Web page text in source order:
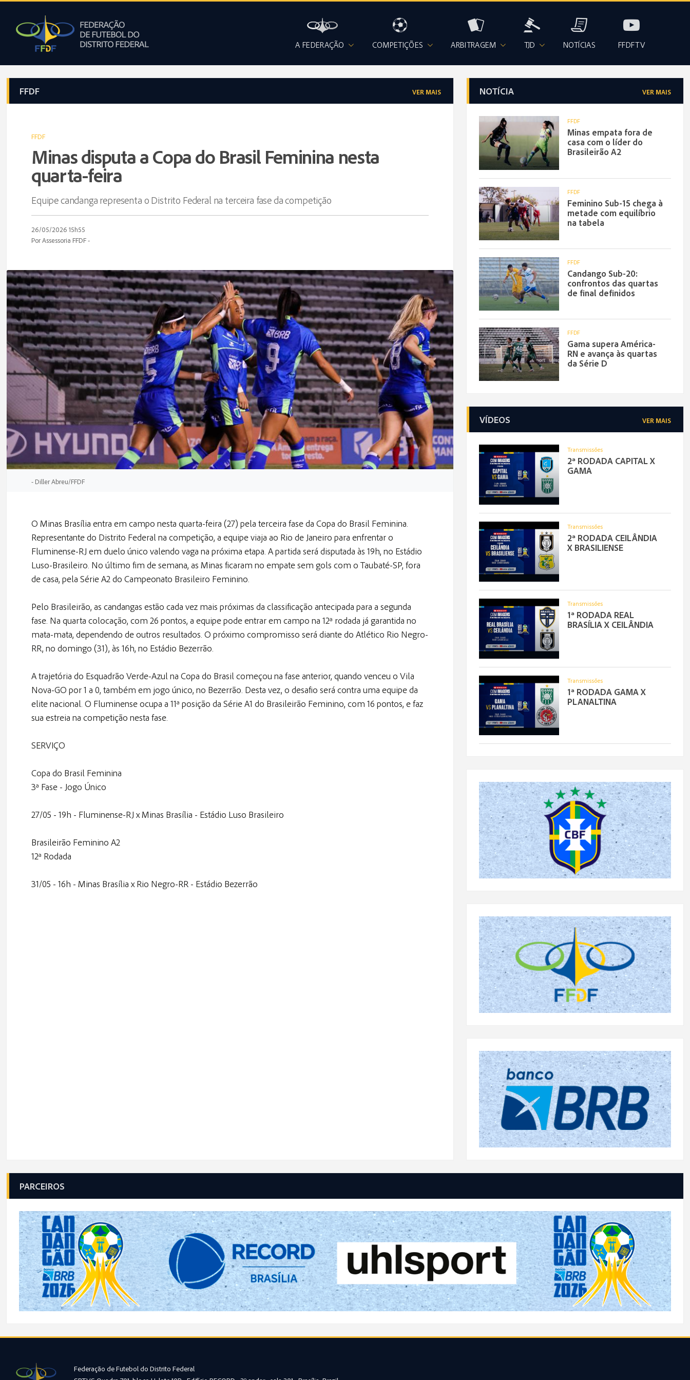
A FEDERAÇÃO COMPETIÇÕES ARBITRAGEM TJD NOTÍCIAS FFDFTV
FFDF VER MAIS
FFDF
Minas disputa a Copa do Brasil Feminina nesta
quarta-feira
Equipe candanga representa o Distrito Federal na terceira fase da competição
26/05/2026 15h55
Por Assessoria FFDF -
- Diller Abreu/FFDF
O Minas Brasília entra em campo nesta quarta-feira (27) pela terceira fase da Copa do Brasil Feminina.
Representante do Distrito Federal na competição, a equipe viaja ao Rio de Janeiro para enfrentar o
Fluminense-RJ em duelo único valendo vaga na próxima etapa. A partida será disputada às 19h, no Estádio
Luso-Brasileiro. No último fim de semana, as Minas ficaram no empate sem gols com o Taubaté-SP, fora
de casa, pela Série A2 do Campeonato Brasileiro Feminino.
Pelo Brasileirão, as candangas estão cada vez mais próximas da classificação antecipada para a segunda
fase. Na quarta colocação, com 26 pontos, a equipe pode entrar em campo na 12ª rodada já garantida no
mata-mata, dependendo de outros resultados. O próximo compromisso será diante do Atlético Rio Negro-
RR, no domingo (31), às 16h, no Estádio Bezerrão.
A trajetória do Esquadrão Verde-Azul na Copa do Brasil começou na fase anterior, quando venceu o Vila
Nova-GO por 1 a 0, também em jogo único, no Bezerrão. Desta vez, o desafio será contra uma equipe da
elite nacional. O Fluminense ocupa a 11ª posição da Série A1 do Brasileirão Feminino, com 16 pontos, e faz
sua estreia na competição nesta fase.
SERVIÇO
Copa do Brasil Feminina
3ª Fase - Jogo Único
27/05 - 19h - Fluminense-RJ x Minas Brasília - Estádio Luso Brasileiro
Brasileirão Feminino A2
12ª Rodada
31/05 - 16h - Minas Brasília x Rio Negro-RR - Estádio Bezerrão
NOTÍCIA VER MAIS
FFDF
Minas empata fora de
casa com o líder do
Brasileirão A2
FFDF
Feminino Sub-15 chega à
metade com equilíbrio
na tabela
FFDF
Candango Sub-20:
confrontos das quartas
de final definidos
FFDF
Gama supera América-
RN e avança às quartas
da Série D
VÍDEOS VER MAIS
Transmissões
2ª RODADA CAPITAL X
GAMA
Transmissões
2ª RODADA CEILÂNDIA
X BRASILIENSE
Transmissões
1ª RODADA REAL
BRASÍLIA X CEILÂNDIA
Transmissões
1ª RODADA GAMA X
PLANALTINA
PARCEIROS
Federação de Futebol do Distrito Federal